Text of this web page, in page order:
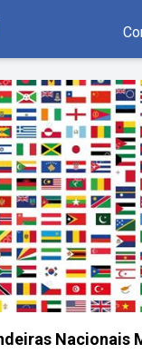
Nacionais